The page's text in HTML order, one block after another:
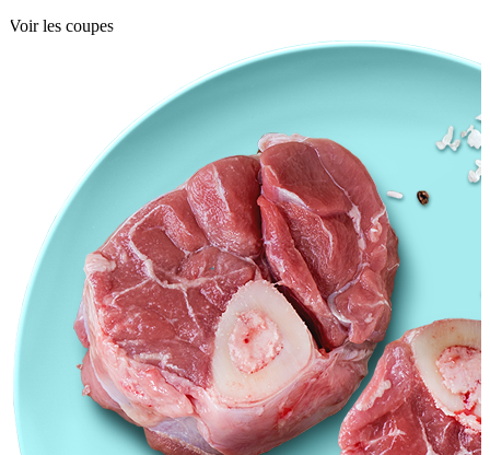
Voir les coupes